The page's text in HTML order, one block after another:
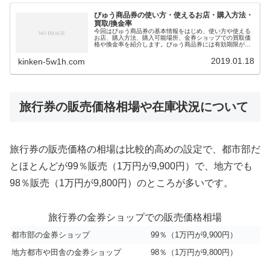
びゅう商品券の使い方・使えるお店・購入方法・
買取/換金率
今回はびゅう商品券の基本情報をはじめ、使い方や使える
お店、購入方法、購入可能場所、金券ショップでの買取価
格や換金率を紹介します。びゅう商品券には有効期限があ
あるデパート・駅ビルで利用できる他、コンビニのキヨス
クやNewDaysでも利用できる利便性の高い商品券です。ま
kinken-5w1h.com 2019.01.18
旅行券の販売価格相場や在庫状況について
旅行券の販売価格の相場は比較的高めの設定で、都市部だ
とほとんどが99％販売（1万円が9,900円）で、地方でも
98％販売（1万円が9,800円）のところが多いです。
旅行券の金券ショップでの販売価格相場
都市部の金券ショップ
99％（1万円が9,900円）
地方都市や田舎の金券ショップ
98％（1万円が9,800円）